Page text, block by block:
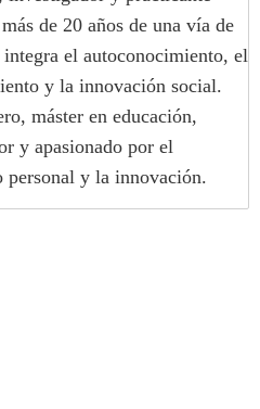
de 20 años de una vía de
el autoconocimiento, el
y la innovación social.
máster en educación,
y apasionado por el
personal y la innovación.